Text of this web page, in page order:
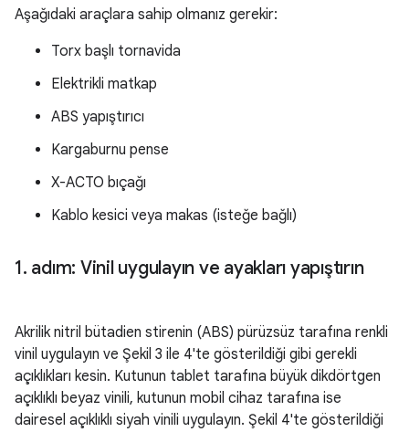
Aşağıdaki araçlara sahip olmanız gerekir:
Torx başlı tornavida
Elektrikli matkap
ABS yapıştırıcı
Kargaburnu pense
X-ACTO bıçağı
Kablo kesici veya makas (isteğe bağlı)
1. adım: Vinil uygulayın ve ayakları yapıştırın
Akrilik nitril bütadien stirenin (ABS) pürüzsüz tarafına renkli
vinil uygulayın ve Şekil 3 ile 4'te gösterildiği gibi gerekli
açıklıkları kesin. Kutunun tablet tarafına büyük dikdörtgen
açıklıklı beyaz vinili, kutunun mobil cihaz tarafına ise
dairesel açıklıklı siyah vinili uygulayın. Şekil 4'te gösterildiği